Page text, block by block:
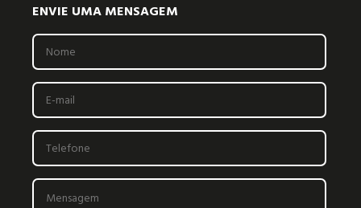
ENVIE UMA MENSAGEM